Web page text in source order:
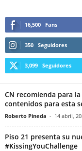
16,500 Fans
350 Seguidores
3,099 Seguidores
CN recomienda para
contenidos para esta
Roberto Pineda - 14 abril,
Piso 21 presenta su
#KissingYouChallenge